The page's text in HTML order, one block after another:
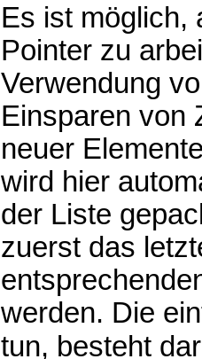
Es ist möglich,
Pointer zu
Verwendung
Einsparen von
neuer
wird hier
der Liste
zuerst das
werden. Die
tun, besteht